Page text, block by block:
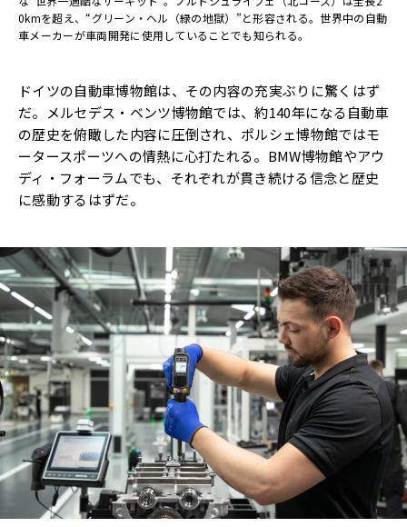
0kmを超え、“グリーン・ヘル（緑の地獄）”と形容される。世界中の自動
車メーカーが車両開発に使用していることでも知られる。
ドイツの自動車博物館は、その内容の充実ぶりに驚くはず
だ。メルセデス・ベンツ博物館では、約140年になる自動車
の歴史を俯瞰した内容に圧倒され、ポルシェ博物館ではモ
ータースポーツへの情熱に心打たれる。BMW博物館やアウ
ディ・フォーラムでも、それぞれが貫き続ける信念と歴史
に感動するはずだ。